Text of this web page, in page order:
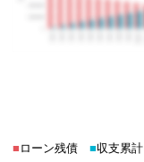
■ローン残債■収支累計